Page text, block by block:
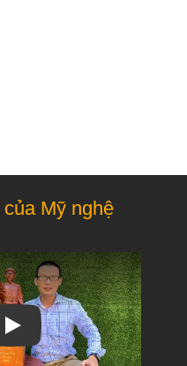
Mỹ nghệ
Play